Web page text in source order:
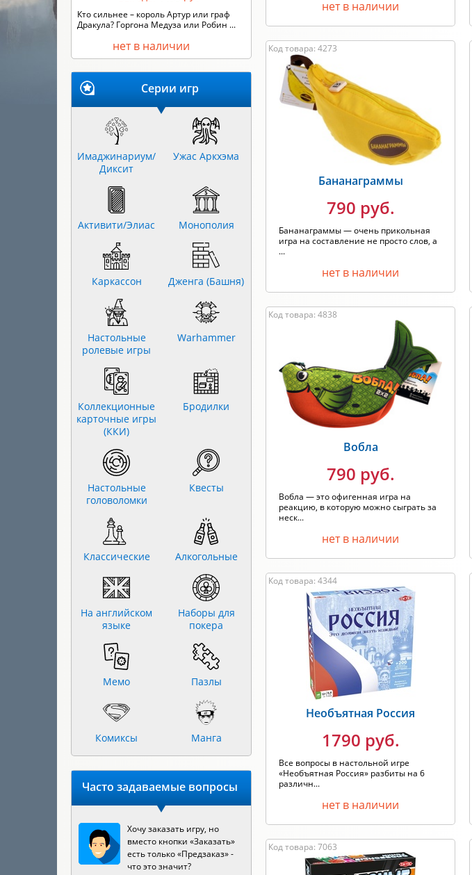
нет в наличии
Код товара: 4273
Бананаграммы
790 руб.
Бананаграммы — очень прикольная
игра на составление не просто слов, а
...
нет в наличии
Код товара: 4838
Вобла
790 руб.
Вобла — это офигенная игра на
реакцию, в которую можно сыграть за
неск...
нет в наличии
Код товара: 4344
Необъятная Россия
1790 руб.
Все вопросы в настольной игре
«Необъятная Россия» разбиты на 6
различн...
нет в наличии
Код товара: 7063
Кто сильнее – король Артур или граф
Дракула? Горгона Медуза или Робин ...
нет в наличии
Серии игр
Имаджинариум/
Диксит
Ужас Аркхэма
Активити/Элиас Монополия
Каркассон Дженга (Башня)
Настольные
ролевые игры
Warhammer
Коллекционные
карточные игры
(ККИ)
Бродилки
Настольные
головоломки
Квесты
Классические Алкогольные
На английском
языке
Наборы для
покера
Мемо Пазлы
Комиксы Манга
Часто задаваемые вопросы
Хочу заказать игру, но
вместо кнопки «Заказать»
есть только «Предзаказ» -
что это значит?